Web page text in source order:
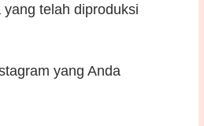
yang telah diproduksi
yang Anda